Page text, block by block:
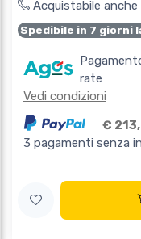
Acquistabile
Spedibile in 7 giorni
rate
Vedi condizioni
€
3 pagamenti senza